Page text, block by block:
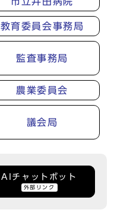
教育委員会事務局
監査事務局
農業委員会
議会局
AIチャットボット
外部リンク